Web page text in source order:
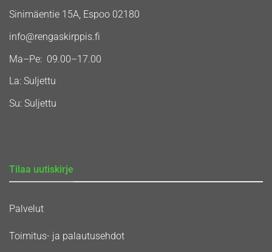
Sinimäentie 15A, Espoo 02180
info@rengaskirppis.fi
Ma–Pe: 09.00–17.00
La: Suljettu
Su: Suljettu
Tilaa uutiskirje
Palvelut
Toimitus- ja palautusehdot